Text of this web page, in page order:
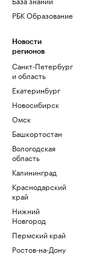
РБК Образование
Новости
регионов
Санкт-Петербург
и область
Екатеринбург
Новосибирск
Омск
Башкортостан
Вологодская
область
Калининград
Краснодарский
край
Нижний
Новгород
Пермский край
Ростов-на-Дону